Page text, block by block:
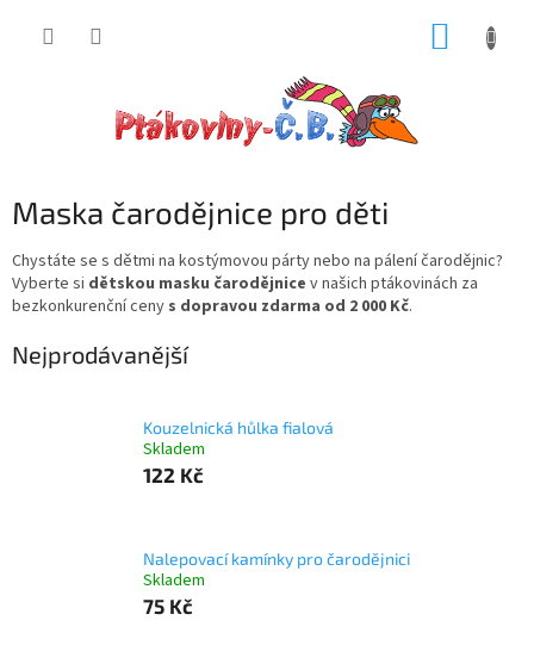
Maska čarodějnice pro děti
Chystáte se s dětmi na kostýmovou párty nebo na pálení čarodějnic?
Vyberte si dětskou masku čarodějnice v našich ptákovinách za
bezkonkurenční ceny s dopravou zdarma od 2 000 Kč.
Nejprodávanější
Kouzelnická hůlka fialová
Skladem
122 Kč
Nalepovací kamínky pro čarodějnici
Skladem
75 Kč